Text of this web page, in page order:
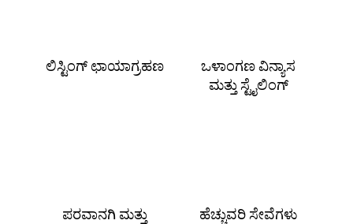
ಲಿಸ್ಟಿಂಗ್ ಛಾಯಾಗ್ರಹಣ
ಒಳಾಂಗಣ ವಿನ್ಯಾಸ
ಮತ್ತು ಸ್ಟೈಲಿಂಗ್
ಪರವಾನಗಿ ಮತ್ತು ಹೆಚ್ಚುವರಿ ಸೇವೆಗಳು